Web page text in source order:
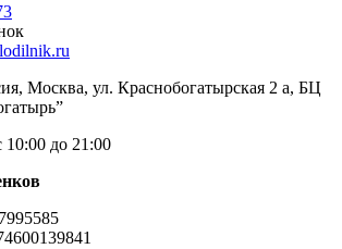
, Москва, ул. Краснобогатырская 2 а, БЦ
до 21:00